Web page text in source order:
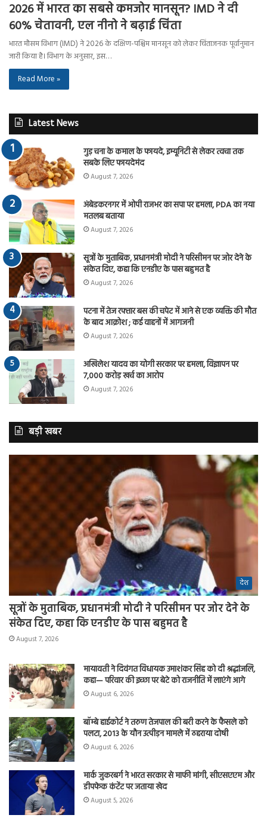
2026 में भारत का सबसे कमजोर मानसून? IMD ने दी
60% चेतावनी, एल नीनो ने बढ़ाई चिंता
भारत मौसम विभाग (IMD) ने 2026 के दक्षिण-पश्चिम मानसून को लेकर चिंताजनक पूर्वानुमान
जारी किया है। विभाग के अनुसार, इस…
Read More »
Latest News
गुड़ चना के कमाल के फायदे, इम्यूनिटी से लेकर त्वचा तक
सबके लिए फायदेमंद
August 7, 2026
अंबेडकरनगर में ओपी राजभर का सपा पर हमला, PDA का नया
मतलब बताया
August 7, 2026
सूत्रों के मुताबिक, प्रधानमंत्री मोदी ने परिसीमन पर जोर देने के
संकेत दिए, कहा कि एनडीए के पास बहुमत है
August 7, 2026
पटना में तेज रफ्तार बस की चपेट में आने से एक व्यक्ति की मौत
के बाद आक्रोश ; कई वाहनों में आगजनी
August 7, 2026
अखिलेश यादव का योगी सरकार पर हमला, विज्ञापन पर
7,000 करोड़ खर्च का आरोप
August 7, 2026
बड़ी खबर
देश
सूत्रों के मुताबिक, प्रधानमंत्री मोदी ने परिसीमन पर जोर देने के
संकेत दिए, कहा कि एनडीए के पास बहुमत है
August 7, 2026
मायावती ने दिवंगत विधायक उमाशंकर सिंह को दी श्रद्धांजलि,
कहा— परिवार की इच्छा पर बेटे को राजनीति में लाएंगे आगे
August 6, 2026
बॉम्बे हाईकोर्ट ने तरुण तेजपाल की बरी करने के फैसले को
पलटा, 2013 के यौन उत्पीड़न मामले में ठहराया दोषी
August 6, 2026
मार्क जुकरबर्ग ने भारत सरकार से माफी मांगी, सीएसएएम और
डीपफेक कंटेंट पर जताया खेद
August 5, 2026